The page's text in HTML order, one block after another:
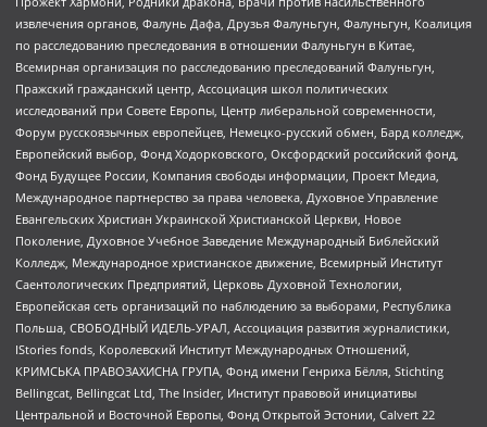
извлечения органов, Фалунь Дафа, Друзья Фалуньгун, Фалуньгун, Коалиция
по расследованию преследования в отношении Фалуньгун в Китае,
Всемирная организация по расследованию преследований Фалуньгун,
Пражский гражданский центр, Ассоциация школ политических
исследований при Совете Европы, Центр либеральной современности,
Форум русскоязычных европейцев, Немецко-русский обмен, Бард колледж,
Европейский выбор, Фонд Ходорковского, Оксфордский российский фонд,
Фонд Будущее России, Компания свободы информации, Проект Медиа,
Международное партнерство за права человека, Духовное Управление
Евангельских Христиан Украинской Христианской Церкви, Новое
Поколение, Духовное Учебное Заведение Международный Библейский
Колледж, Международное христианское движение, Всемирный Институт
Саентологических Предприятий, Церковь Духовной Технологии,
Европейская сеть организаций по наблюдению за выборами, Республика
Польша, СВОБОДНЫЙ ИДЕЛЬ-УРАЛ, Ассоциация развития журналистики,
IStories fonds, Королевский Институт Международных Отношений,
КРИМСЬКА ПРАВОЗАХИСНА ГРУПА, Фонд имени Генриха Бёлля, Stichting
Bellingcat, Bellingcat Ltd, The Insider, Институт правовой инициативы
Центральной и Восточной Европы, Фонд Открытой Эстонии, Calvert 22